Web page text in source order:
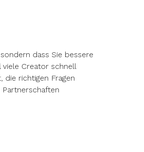
dass Sie bessere
Creator schnell
richtigen Fragen